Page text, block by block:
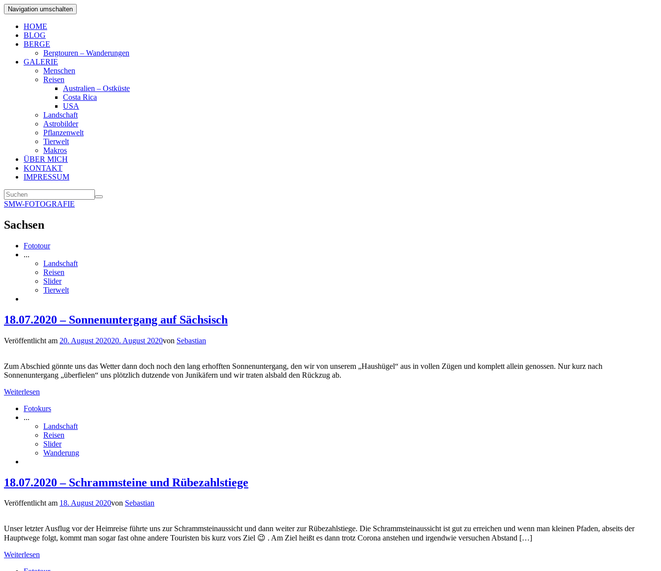
Navigation umschalten
HOME
BLOG
BERGE
Bergtouren – Wanderungen
GALERIE
Menschen
Reisen
Australien – Ostküste
Costa Rica
USA
Landschaft
Astrobilder
Pflanzenwelt
Tierwelt
Makros
ÜBER MICH
KONTAKT
IMPRESSUM
SMW-FOTOGRAFIE
Sachsen
Fototour
...
Landschaft
Reisen
Slider
Tierwelt
18.07.2020 – Sonnenuntergang auf Sächsisch
Veröffentlicht am 20. August 202020. August 2020von Sebastian
Zum Abschied gönnte uns das Wetter dann doch noch den lang erhofften Sonnenuntergang, den wir von unserem „Haushügel“ aus in vollen Zügen und komplett allein genossen. Nur kurz nach
Sonnenuntergang „überfielen“ uns plötzlich dutzende von Junikäfern und wir traten alsbald den Rückzug ab.
Weiterlesen
Fotokurs
...
Landschaft
Reisen
Slider
Wanderung
18.07.2020 – Schrammsteine und Rübezahlstiege
Veröffentlicht am 18. August 2020von Sebastian
Unser letzter Ausflug vor der Heimreise führte uns zur Schrammsteinaussicht und dann weiter zur Rübezahlstiege. Die Schrammsteinaussicht ist gut zu erreichen und wenn man kleinen Pfaden, abseits der
Hauptwege folgt, kommt man sogar fast ohne andere Touristen bis kurz vors Ziel 😉 . Am Ziel heißt es dann trotz Corona anstehen und irgendwie versuchen Abstand […]
Weiterlesen